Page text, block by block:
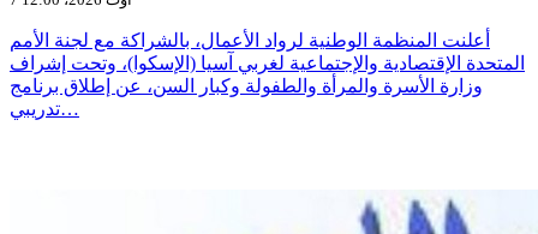
أعلنت المنظمة الوطنية لرواد الأعمال، بالشراكة مع لجنة الأمم
المتحدة الإقتصادية والإجتماعية لغربي آسيا (الإسكوا)، وتحت إشراف
وزارة الأسرة والمرأة والطفولة وكبار السن، عن إطلاق برنامج
تدريبي…